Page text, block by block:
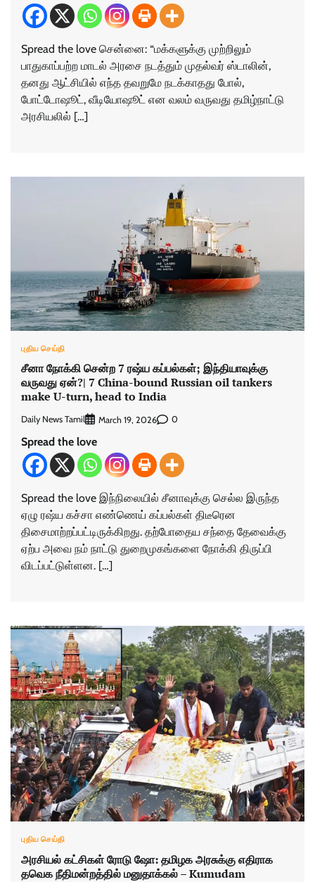
Spread the love சென்னை: “மக்களுக்கு முற்றிலும்
பாதுகாப்பற்ற மாடல் அரசை நடத்தும் முதல்வர் ஸ்டாலின்,
தனது ஆட்சியில் எந்த தவறுமே நடக்காதது போல்,
போட்டோஷூட், வீடியோஷூட் என வலம் வருவது தமிழ்நாட்டு
அரசியலில் […]
புதிய செய்தி
சீனா நோக்கி சென்ற 7 ரஷ்ய கப்பல்கள்; இந்தியாவுக்கு
வருவது ஏன்?| 7 China-bound Russian oil tankers
make U-turn, head to India
Daily News Tamil March 19, 2026 0
Spread the love
Spread the love இந்நிலையில் சீனாவுக்கு செல்ல இருந்த
ஏழு ரஷ்ய கச்சா எண்ணெய் கப்பல்கள் திடீரென
திசைமாற்றப்பட்டிருக்கிறது. தற்போதைய சந்தை தேவைக்கு
ஏற்ப அவை நம் நாட்டு துறைமுகங்களை நோக்கி திருப்பி
விடப்பட்டுள்ளன. […]
புதிய செய்தி
அரசியல் கட்சிகள் ரோடு ஷோ: தமிழக அரசுக்கு எதிராக
தவெக நீதிமன்றத்தில் மனுதாக்கல் – Kumudam